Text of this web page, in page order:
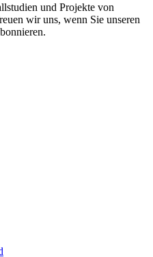
und Projekte von
wir uns, wenn Sie unseren